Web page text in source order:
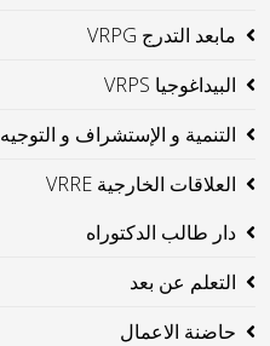
مابعد التدرج VRPG
البيداغوجيا VRPS
التنمية و الإستشراف و التوجيه VRDPO
العلاقات الخارجية VRRE
دار طالب الدكتوراه
التعلم عن بعد
حاضنة الاعمال